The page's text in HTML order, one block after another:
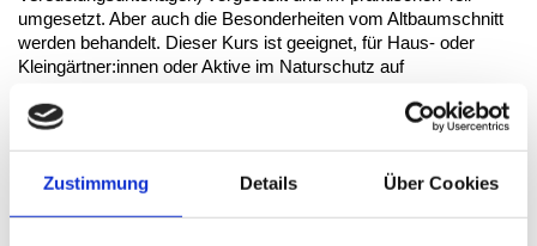
Zustimmung Details Über Cookies
umgesetzt. Aber auch die Besonderheiten vom Altbaumschnitt
werden behandelt. Dieser Kurs ist geeignet, für Haus- oder
Kleingärtner:innen oder Aktive im Naturschutz auf
Skript über die vermittelten Inhalte.
Veranstaltungsorte:
NABU Natur- und Jugendzentrum